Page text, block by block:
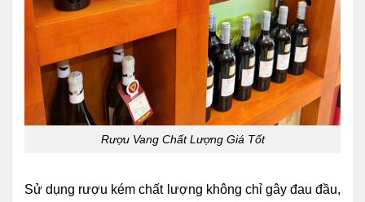
Rượu Vang Chất Lượng Giá Tốt
Sử dụng rượu kém chất lượng không chỉ gây đau đầu,